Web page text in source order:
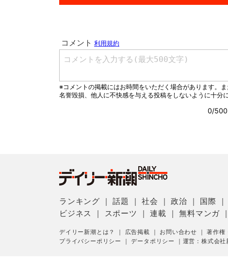
ランキング ｜話題 ｜社会 ｜政治 国際
ビジネス
スポーツ ｜連載 ｜無料マンガ
デイリー新潮とは？ ｜ 広告掲載 ｜ お問い合わせ ｜著作権
プライバシーポリシー
｜データポリシー ｜ 運営：株式会社